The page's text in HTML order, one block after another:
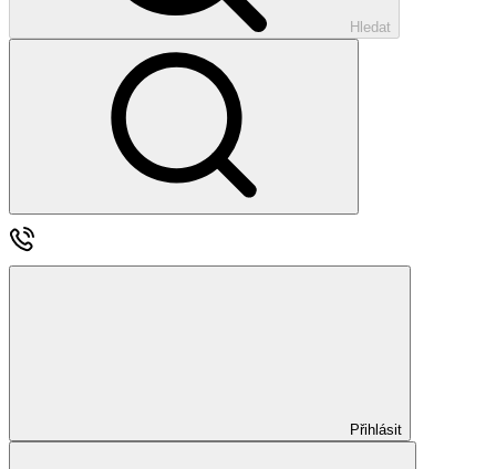
Hledat
Přihlásit